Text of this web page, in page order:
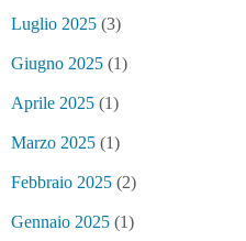
Luglio 2025 (3)
Giugno 2025 (1)
Aprile 2025 (1)
Marzo 2025 (1)
Febbraio 2025 (2)
Gennaio 2025 (1)